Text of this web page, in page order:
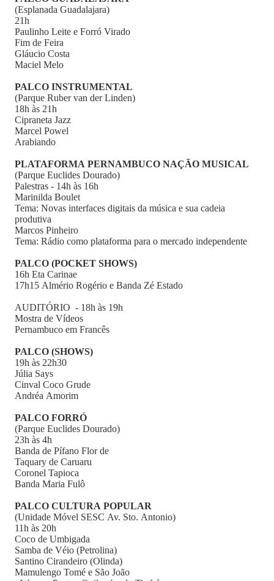
(Esplanada Guadalajara)
21h
Paulinho Leite e Forró Virado
Fim de Feira
Gláucio Costa
Maciel Melo
PALCO INSTRUMENTAL
(Parque Ruber van der Linden)
18h às 21h
Cipraneta Jazz
Marcel Powel
Arabiando
PLATAFORMA PERNAMBUCO NAÇÃO MUSICAL
(Parque Euclides Dourado)
Palestras - 14h às 16h
Marinilda Boulet
Tema: Novas interfaces digitais da música e sua cadeia
produtiva
Marcos Pinheiro
Tema: Rádio como plataforma para o mercado independente
PALCO (POCKET SHOWS)
16h Eta Carinae
17h15 Almério Rogério e Banda Zé Estado
AUDITÓRIO - 18h às 19h
Mostra de Vídeos
Pernambuco em Francês
PALCO (SHOWS)
19h às 22h30
Júlia Says
Cinval Coco Grude
Andréa Amorim
PALCO FORRÓ
(Parque Euclides Dourado)
23h às 4h
Banda de Pífano Flor de
Taquary de Caruaru
Coronel Tapioca
Banda Maria Fulô
PALCO CULTURA POPULAR
(Unidade Móvel SESC Av. Sto. Antonio)
11h às 20h
Coco de Umbigada
Samba de Véio (Petrolina)
Santino Cirandeiro (Olinda)
Mamulengo Tomé e São João